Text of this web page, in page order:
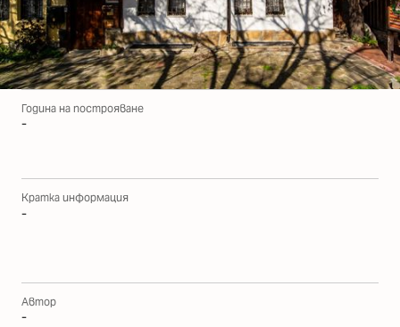
Година на построяване
-
Кратка информация
-
Автор
-